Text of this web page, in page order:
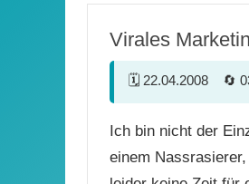
Virales
22.04.2008
Ich bin nicht der
einem